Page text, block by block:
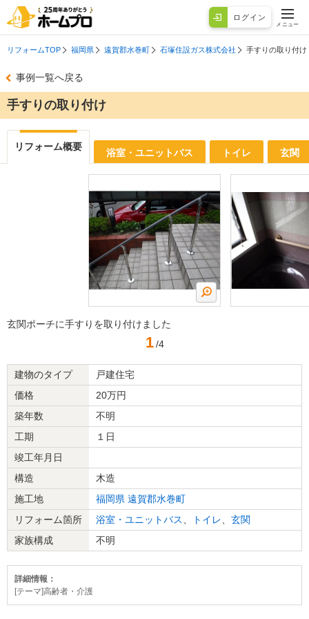
ログイン
メニュー
リフォームTOP 福岡県 遠賀郡水巻町 石塚住設ガス株式会社 手すりの取り付け
事例一覧へ戻る
手すりの取り付け
リフォーム概要
浴室・ユニットバス トイレ 玄関
玄関ポーチに手すりを取り付けました
1 /4
建物のタイプ
戸建住宅
価格
20万円
築年数
不明
工期
１日
竣工年月日
構造
木造
施工地
福岡県 遠賀郡水巻町
リフォーム箇所
浴室・ユニットバス トイレ
玄関
家族構成
不明
詳細情報：
[テーマ]高齢者・介護